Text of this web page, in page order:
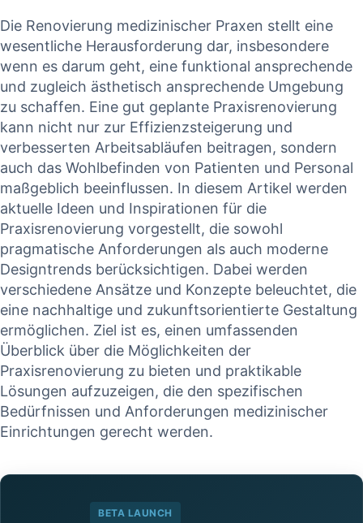
Die Renovierung medizinischer Praxen stellt eine
wesentliche Herausforderung dar, insbesondere
wenn es darum geht, eine funktional ansprechende
und zugleich ästhetisch ansprechende Umgebung
zu schaffen. Eine gut geplante Praxisrenovierung
kann nicht nur zur Effizienzsteigerung und
verbesserten Arbeitsabläufen beitragen, sondern
auch das Wohlbefinden von Patienten und Personal
maßgeblich beeinflussen. In diesem Artikel werden
aktuelle Ideen und Inspirationen für die
Praxisrenovierung vorgestellt, die sowohl
pragmatische Anforderungen als auch moderne
Designtrends berücksichtigen. Dabei werden
verschiedene Ansätze und Konzepte beleuchtet, die
eine nachhaltige und zukunftsorientierte Gestaltung
ermöglichen. Ziel ist es, einen umfassenden
Überblick über die Möglichkeiten der
Praxisrenovierung zu bieten und praktikable
Lösungen aufzuzeigen, die den spezifischen
Bedürfnissen und Anforderungen medizinischer
Einrichtungen gerecht werden.
BETA LAUNCH